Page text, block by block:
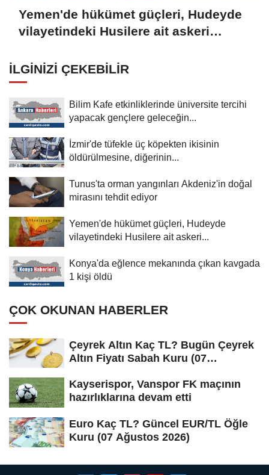
Yemen'de hükümet güçleri, Hudeyde
vilayetindeki Husilere ait askeri
İLGINIZI ÇEKEBILIR
Bilim Kafe etkinliklerinde üniversite tercihi
yapacak gençlere geleceğin...
İzmir'de tüfekle üç köpekten ikisinin
öldürülmesine, diğerinin...
Tunus'ta orman yangınları Akdeniz'in doğal
mirasını tehdit ediyor
Yemen'de hükümet güçleri, Hudeyde
vilayetindeki Husilere ait askeri...
Konya'da eğlence mekanında çıkan kavgada
1 kişi öldü
ÇOK OKUNAN HABERLER
Çeyrek Altın Kaç TL? Bugün Çeyrek
Altın Fiyatı Sabah Kuru (07
Kayserispor, Vanspor FK maçının
hazırlıklarına devam etti
Euro Kaç TL? Güncel EUR/TL Öğle
Kuru (07 Ağustos 2026)